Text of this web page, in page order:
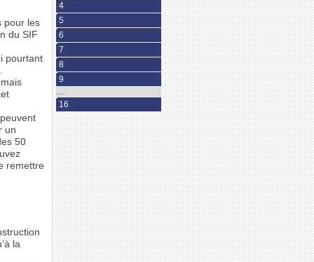
pour les
du SIF
pourtant
un
50
remettre
la
4
5
6
7
8
9
…
16